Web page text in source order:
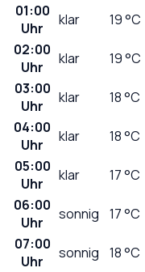
01:00
Uhr
klar 19°C
02:00
Uhr
klar 19°C
03:00
Uhr
klar 18°C
04:00
Uhr
klar 18°C
05:00
Uhr
klar 17°C
06:00
Uhr
sonnig 17°C
07:00
Uhr
sonnig 18°C